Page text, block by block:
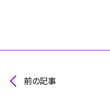
前の記事